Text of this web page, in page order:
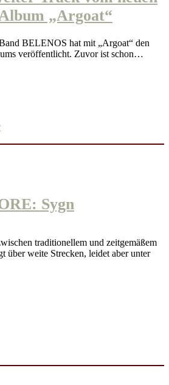
„Argoat“
BELENOS hat mit „Argoat“ den
veröffentlicht. Zuvor ist schon…
Sygn
traditionellem und zeitgemäßem
über weite Strecken, leidet aber unter